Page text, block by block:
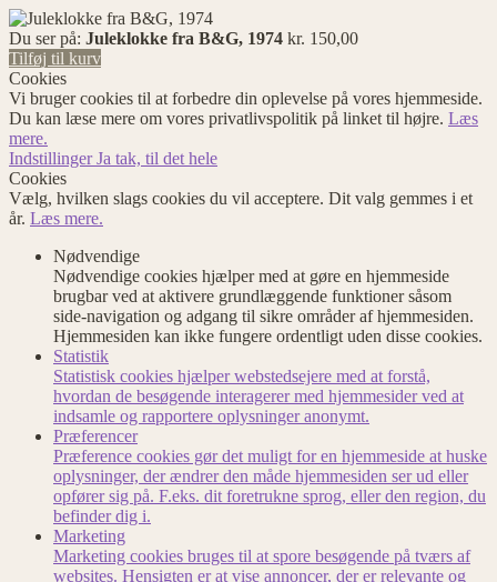
Du ser på: Juleklokke fra B&G, 1974 kr. 150,00
Tilføj til kurv
Cookies
Vi bruger cookies til at forbedre din oplevelse på vores hjemmeside.
Du kan læse mere om vores privatlivspolitik på linket til højre. Læs
mere.
IndstillingerJa tak, til det hele
Cookies
Vælg, hvilken slags cookies du vil acceptere. Dit valg gemmes i et
år. Læs mere.
Nødvendige
Nødvendige cookies hjælper med at gøre en hjemmeside
brugbar ved at aktivere grundlæggende funktioner såsom
side-navigation og adgang til sikre områder af hjemmesiden.
Hjemmesiden kan ikke fungere ordentligt uden disse cookies.
Statistik
Statistisk cookies hjælper webstedsejere med at forstå,
hvordan de besøgende interagerer med hjemmesider ved at
indsamle og rapportere oplysninger anonymt.
Præferencer
Præference cookies gør det muligt for en hjemmeside at huske
oplysninger, der ændrer den måde hjemmesiden ser ud eller
opfører sig på. F.eks. dit foretrukne sprog, eller den region, du
befinder dig i.
Marketing
Marketing cookies bruges til at spore besøgende på tværs af
websites. Hensigten er at vise annoncer, der er relevante og